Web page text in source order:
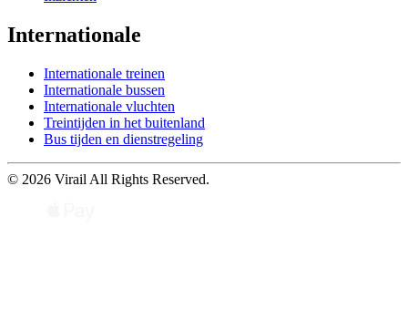
Internationale
Internationale treinen
Internationale bussen
Internationale vluchten
Treintijden in het buitenland
Bus tijden en dienstregeling
© 2026 Virail All Rights Reserved.